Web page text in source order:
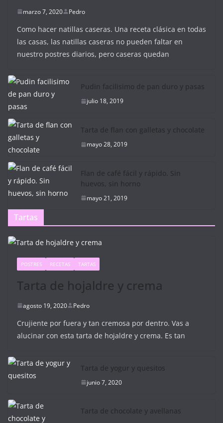
marzo 7, 2020 Pedro
Como hacer natillas caseras. Una receta clásica en todas
las casas, las natillas caseras no pueden faltar en
nuestro postres diarios, pero caseras quedan
Pudin facilisimo de pan duro y pasas
julio 18, 2019
Tarta de flan con galletas y chocolate
mayo 28, 2019
Flan de café fácil y rápido. Sin
huevos, sin horno
mayo 21, 2019
Tartas
POSTRES RECETAS TARTAS
Tarta de hojaldre y crema
agosto 19, 2020 Pedro
Crujiente por fuera y tan cremosa por dentro. Vas a
alucinar con esta tarta de hojaldre y crema. Es tan
Tarta de yogur y quesitos
junio 7, 2020
Tarta de chocolate y avellanas